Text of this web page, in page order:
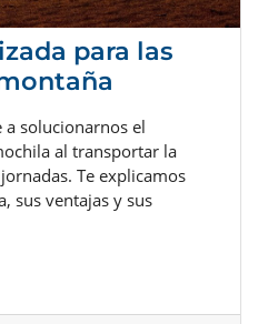
para las
solucionarnos el
al transportar la
Te explicamos
sus ventajas y sus